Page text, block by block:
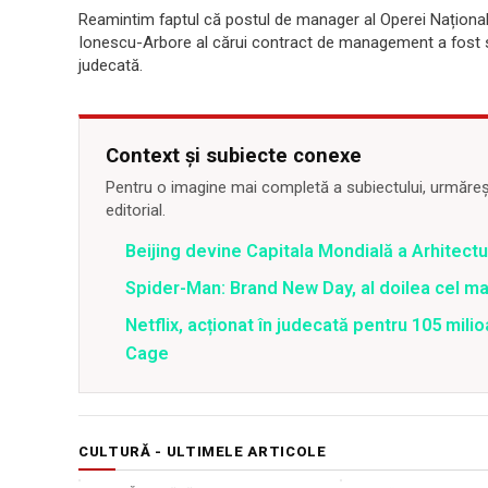
Reamintim faptul că postul de manager al Operei
Ionescu-Arbore al cărui contract de management a
judecată.
Context și subiecte conexe
Pentru o imagine mai completă a subiectului,
editorial.
Beijing devine Capitala Mondială a
Spider-Man: Brand New Day, al doilea cel
Netflix, acționat în judecată pentru 105
Cage
CULTURĂ - ULTIMELE ARTICOLE